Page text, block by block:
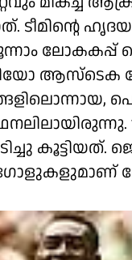
ടീമിന്റെ
ആസ്ടെക
​ഗോളുകളുമാണ്